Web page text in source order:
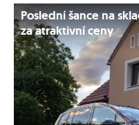
Poslední šance na
za atraktivní ceny